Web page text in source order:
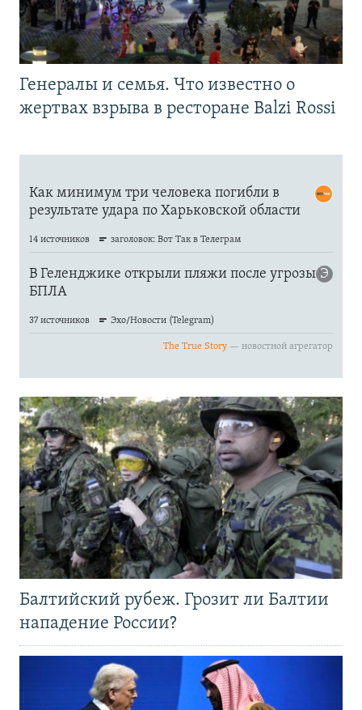
Генералы и семья. Что известно о
жертвах взрыва в ресторане Balzi Rossi
Балтийский рубеж. Грозит ли Балтии
нападение России?